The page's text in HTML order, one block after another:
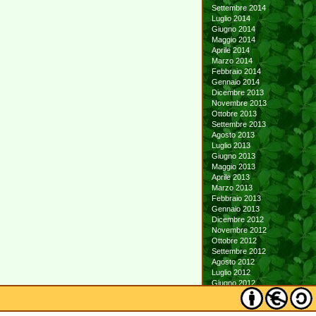
Settembre 2014
Luglio 2014
Giugno 2014
Maggio 2014
Aprile 2014
Marzo 2014
Febbraio 2014
Gennaio 2014
Dicembre 2013
Novembre 2013
Ottobre 2013
Settembre 2013
Agosto 2013
Luglio 2013
Giugno 2013
Maggio 2013
Aprile 2013
Marzo 2013
Febbraio 2013
Gennaio 2013
Dicembre 2012
Novembre 2012
Ottobre 2012
Settembre 2012
Agosto 2012
Luglio 2012
Giugno 2012
Maggio 2012
Aprile 2012